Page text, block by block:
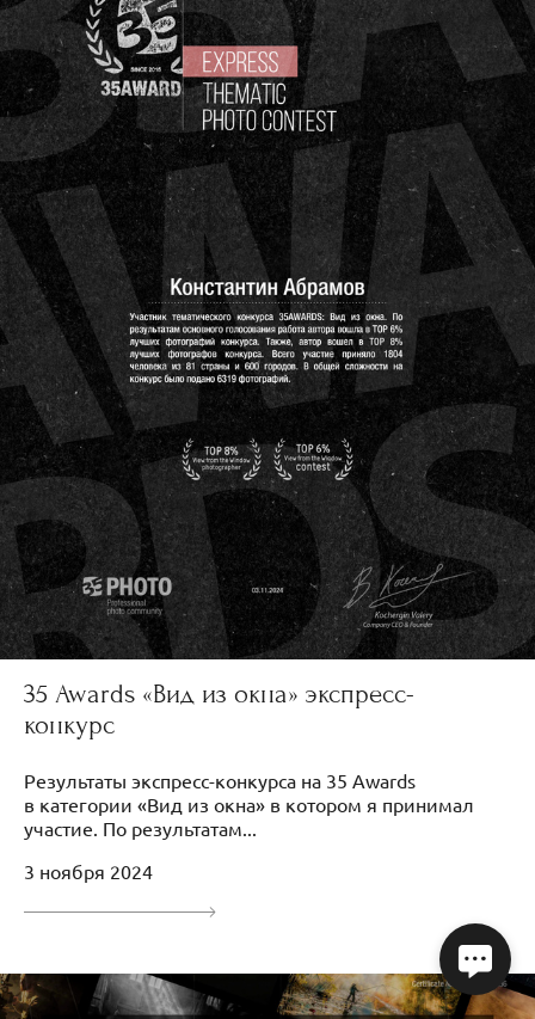
35 Awards «Вид из окна» экспресс-
конкурс
Результаты экспресс-конкурса на 35 Awards
в категории «Вид из окна» в котором я принимал
участие. По результатам...
3 ноября 2024